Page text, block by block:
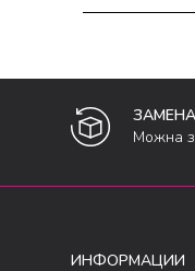
ЗАМЕНА
Можна
ИНФОРМАЦИИ